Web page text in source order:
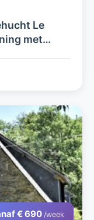
Le
met
€ 690 /week